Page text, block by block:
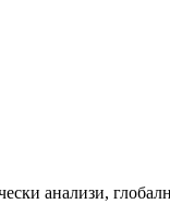
анализи,